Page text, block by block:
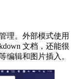
理。外部模式使用
文档，还能很
编辑和图片插入。